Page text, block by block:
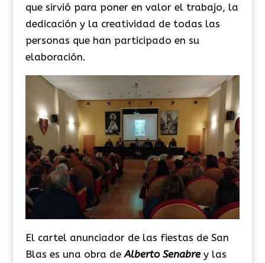
que sirvió para poner en valor el trabajo, la
dedicación y la creatividad de todas las
personas que han participado en su
elaboración.
El cartel anunciador de las fiestas de San
Blas es una obra deAlberto Senabrey las